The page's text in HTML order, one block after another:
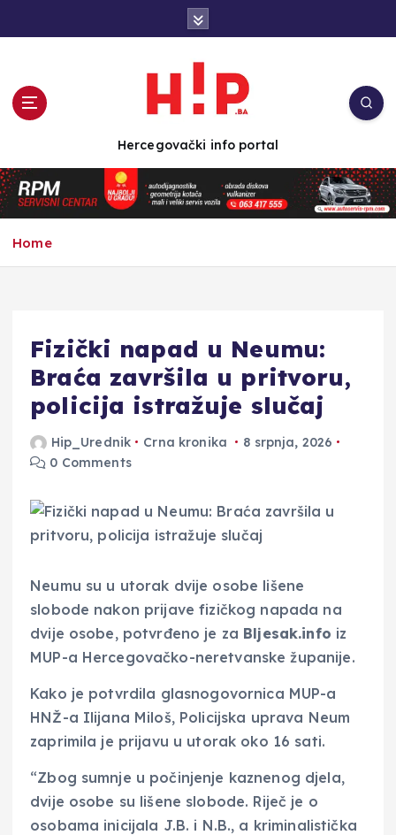
n
t
e
Hercegovački info portal
Home
Fizički napad u Neumu:
Braća završila u pritvoru,
policija istražuje slučaj
Hip_Urednik Crna kronika
8 srpnja, 2026
0 Comments
Neumu su u utorak dvije osobe lišene
slobode nakon prijave fizičkog napada na
dvije osobe, potvrđeno je za Bljesak.info iz
MUP-a Hercegovačko-neretvanske županije.
Kako je potvrdila glasnogovornica MUP-a
HNŽ-a Ilijana Miloš, Policijska uprava Neum
zaprimila je prijavu u utorak oko 16 sati.
“Zbog sumnje u počinjenje kaznenog djela,
dvije osobe su lišene slobode. Riječ je o
osobama inicijala J.B. i N.B., a kriminalistička